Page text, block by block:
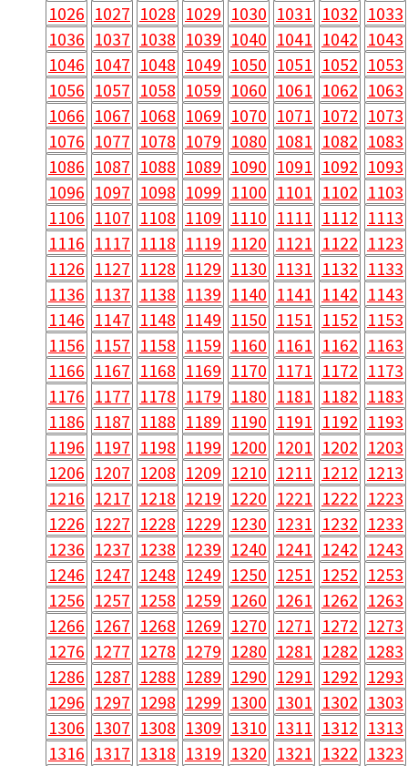
1026 1027 1028 1029 1030 1031 1032 1033
1036 1037 1038 1039 1040 1041 1042 1043
1046 1047 1048 1049 1050 1051 1052 1053
1056 1057 1058 1059 1060 1061 1062 1063
1066 1067 1068 1069 1070 1071 1072 1073
1076 1077 1078 1079 1080 1081 1082 1083
1086 1087 1088 1089 1090 1091 1092 1093
1096 1097 1098 1099 1100 1101 1102 1103
1106 1107 1108 1109 1110 1111 1112 1113
1116 1117 1118 1119 1120 1121 1122 1123
1126 1127 1128 1129 1130 1131 1132 1133
1136 1137 1138 1139 1140 1141 1142 1143
1146 1147 1148 1149 1150 1151 1152 1153
1156 1157 1158 1159 1160 1161 1162 1163
1166 1167 1168 1169 1170 1171 1172 1173
1176 1177 1178 1179 1180 1181 1182 1183
1186 1187 1188 1189 1190 1191 1192 1193
1196 1197 1198 1199 1200 1201 1202 1203
1206 1207 1208 1209 1210 1211 1212 1213
1216 1217 1218 1219 1220 1221 1222 1223
1226 1227 1228 1229 1230 1231 1232 1233
1236 1237 1238 1239 1240 1241 1242 1243
1246 1247 1248 1249 1250 1251 1252 1253
1256 1257 1258 1259 1260 1261 1262 1263
1266 1267 1268 1269 1270 1271 1272 1273
1276 1277 1278 1279 1280 1281 1282 1283
1286 1287 1288 1289 1290 1291 1292 1293
1296 1297 1298 1299 1300 1301 1302 1303
1306 1307 1308 1309 1310 1311 1312 1313
1316 1317 1318 1319 1320 1321 1322 1323